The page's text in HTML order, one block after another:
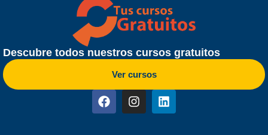
Descubre todos nuestros cursos gratuitos
Ver cursos